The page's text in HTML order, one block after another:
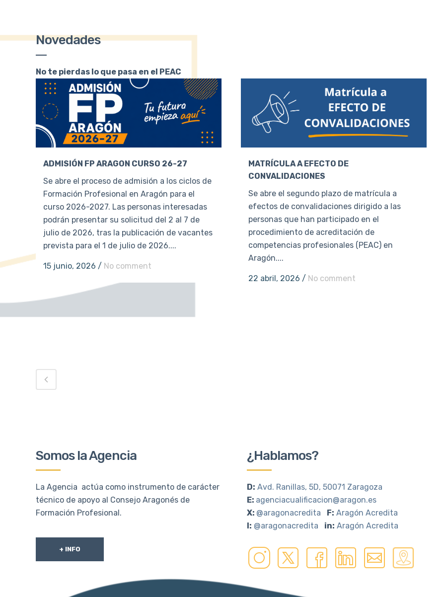
Novedades
No te pierdas lo que pasa en el PEAC
ADMISIÓN FP ARAGON CURSO 26-27
Se abre el proceso de admisión a los ciclos de
Formación Profesional en Aragón para el
curso 2026-2027. Las personas interesadas
podrán presentar su solicitud del 2 al 7 de
julio de 2026, tras la publicación de vacantes
prevista para el 1 de julio de 2026....
15 junio, 2026 / No comment
MATRÍCULA A EFECTO DE
CONVALIDACIONES
Se abre el segundo plazo de matrícula a
efectos de convalidaciones dirigido a las
personas que han participado en el
procedimiento de acreditación de
competencias profesionales (PEAC) en
Aragón....
22 abril, 2026 / No comment
Somos la Agencia
La Agencia actúa como instrumento de carácter
técnico de apoyo al Consejo Aragonés de
Formación Profesional.
+ INFO
¿Hablamos?
D: Avd. Ranillas, 5D, 50071 Zaragoza
E: agenciacualificacion@aragon.es
X: @aragonacredita F: Aragón Acredita
I: @aragonacredita in: Aragón Acredita